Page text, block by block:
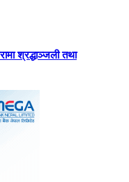
श्रद्धाञ्जली तथा